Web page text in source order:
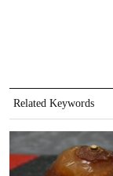
Related Keywords